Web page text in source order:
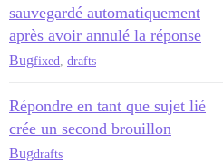
sauvegardé automatiquement
après avoir annulé la réponse
Bugfixed drafts
Répondre en tant que sujet lié
crée un second brouillon
Bugdrafts